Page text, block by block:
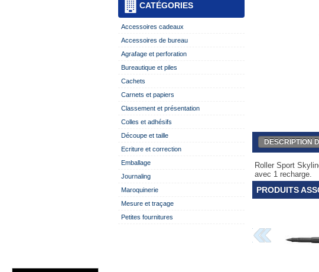
CATÉGORIES
Accessoires cadeaux
Accessoires de bureau
Agrafage et perforation
Bureautique et piles
Cachets
Carnets et papiers
Classement et présentation
Colles et adhésifs
Découpe et taille
Ecriture et correction
Emballage
Journaling
Maroquinerie
Mesure et traçage
Petites fournitures
DESCRIPTION
Roller Sport
avec 1 recharge.
PRODUITS